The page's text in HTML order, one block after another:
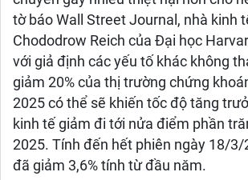
tờ báo Wall Street Journal, nhà kinh
Chododrow Reich của Đại học
với giả định các yếu tố khác không
giảm 20% của thị trường chứng
2025 có thể sẽ khiến tốc độ tăng
kinh tế giảm đi tới nửa điểm phần
2025. Tính đến hết phiên ngày 18/3/
đã giảm 3,6% tính từ đầu năm.